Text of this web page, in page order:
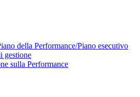
della Performance/Piano esecutivo
gestione
sulla Performance